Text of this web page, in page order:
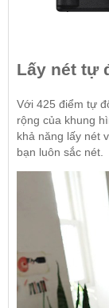
Lấy nét tự
Với 425 điểm tự
rộng của khung
khả năng lấy nét
bạn luôn sắc nét.